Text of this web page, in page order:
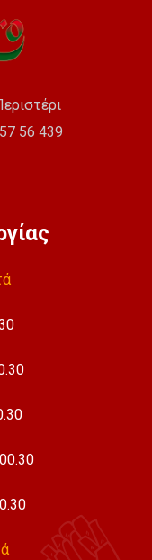
56 439